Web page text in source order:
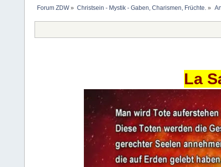
Forum ZDW» Christsein - Mystik - Gaben, Charismen, Früchte. »
La